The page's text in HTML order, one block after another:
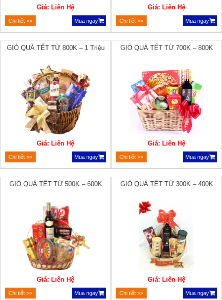
Giá: Liên Hệ
Chi tiết >> Mua ngay
Giá: Liên Hệ
Chi tiết >> Mua ngay
GIỎ QUÀ TẾT TỪ 800K – 1 Triệu
Giá: Liên Hệ
Chi tiết >> Mua ngay
GIỎ QUÀ TẾT TỪ 700K – 800K
Giá: Liên Hệ
Chi tiết >> Mua ngay
GIỎ QUÀ TẾT TỪ 500K – 600K
Giá: Liên Hệ
Chi tiết >> Mua ngay
GIỎ QUÀ TẾT TỪ 300K – 400K
Giá: Liên Hệ
Chi tiết >> Mua ngay